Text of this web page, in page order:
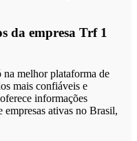
da empresa Trf 1
na melhor plataforma de
mais confiáveis e
informações
empresas ativas no Brasil,